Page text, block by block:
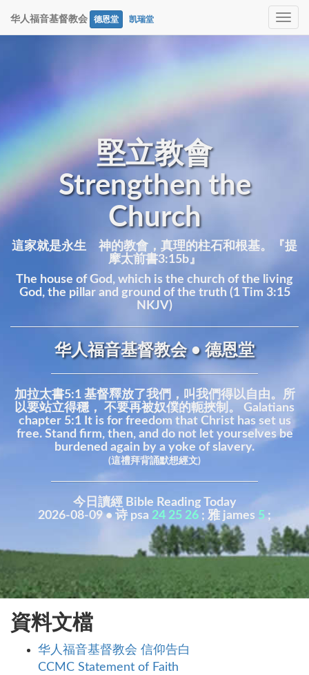
Toggle
华人福音基督教会 德恩堂 凯瑞堂
堅立教會
Strengthen the
Church
這家就是永生 神的教會，真理的柱石和根基。『提
摩太前書3:15b』
The house of God, which is the church of the living
God, the pillar and ground of the truth (1 Tim 3:15
NKJV)
华人福音基督教会 • 德恩堂
加拉太書5:1 基督釋放了我們，叫我們得以自由。所
以要站立得穩， 不要再被奴僕的軛挾制。 Galatians
chapter 5:1 It is for freedom that Christ has set us
free. Stand firm, then, and do not let yourselves be
burdened again by a yoke of slavery.
(這禮拜背誦默想經文)
今日讀經 Bible Reading Today
2026-08-09 • 诗 psa 24 25 26 ; 雅 james 5 ;
資料文檔
华人福音基督教会 信仰告白
CCMC Statement of Faith